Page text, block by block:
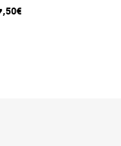
au panier
,50€